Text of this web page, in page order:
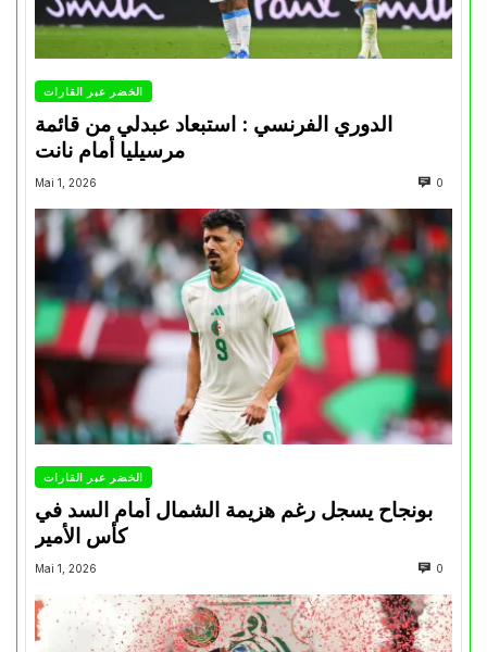
الخضر عبر القارات
الدوري الفرنسي : استبعاد عبدلي من قائمة
مرسيليا أمام نانت
Mai 1, 2026 0
الخضر عبر القارات
بونجاح يسجل رغم هزيمة الشمال أمام السد في
كأس الأمير
Mai 1, 2026 0